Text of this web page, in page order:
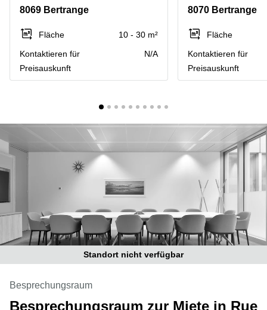
Esch-sur-
Сoworking
Bureaux
Luxembourg
Centres
d’affaires
Bertrange
Esch-
Alzette
Centres
8069 Bertrange
Fläche
10 - 30 m²
Kontaktieren für
Preisauskunft
N/A
8070 Bertrange
Fläche
Kontaktieren für
Preisauskunft
Standort nicht verfügbar
Besprechungsraum
Besprechungsraum zur Miete in Rue